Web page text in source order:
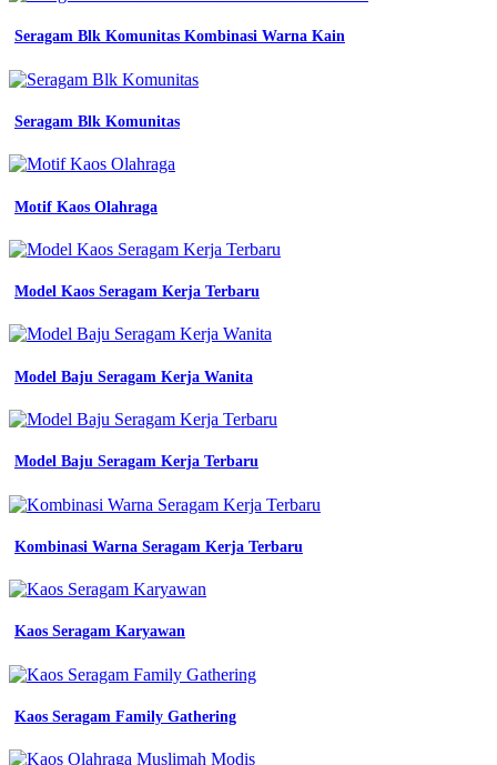
konveksi
kerja
seragam
kantor
profesional
7
kombinasi
seragam
Seragam
Kerja
Warna
Hijau
Seragam
Lamaran
yang
konveksi
seragam
murah
semarang
warna
kemeja
pdh
kotabi
Seragam Blk Komunitas Kombinasi Warna Kain
Seragam Blk Komunitas
Motif Kaos Olahraga
Model Kaos Seragam Kerja Terbaru
Model Baju Seragam Kerja Wanita
Model Baju Seragam Kerja Terbaru
Kombinasi Warna Seragam Kerja Terbaru
Kaos Seragam Karyawan
Kaos Seragam Family Gathering